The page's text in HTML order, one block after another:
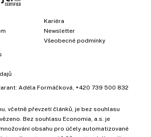
Kariéra
Newsletter
Všeobecné podmínky
Adéla Formáčková, +420 739 500 832
včetně převzetí článků, je bez souhlasu
Bez souhlasu Economia, a.s. je
obsahu pro účely automatizované